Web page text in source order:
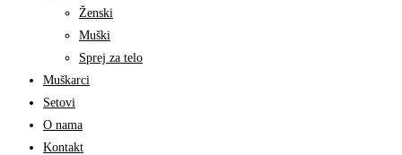
Ženski
Muški
Sprej za telo
Muškarci
Setovi
O nama
Kontakt